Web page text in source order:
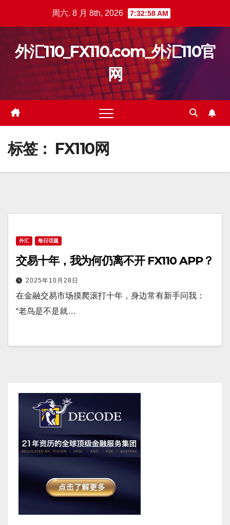
周六. 8 月 8th, 2026 7:32:58 AM
外汇110_FX110.com_外汇110官
网
标签： FX110网
外汇 每日话题
交易十年，我为何仍离不开 FX110 APP？
2025年10月28日
在金融交易市场摸爬滚打十年，身边常有新手问我：
“老鸟是不是就…